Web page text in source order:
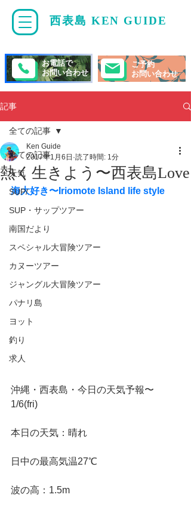
西表島 KEN GUIDE
ご予約
お問い合わせ
お電話で
お問い合わせ
記事
全ての記事
天気
SUP/
SUP・サップツアー
南国だより
スペシャル大冒険ツアー
カヌーツアー
ジャングル大冒険ツアー
パナリ島
ヨット
釣り
求人
全ての記事
熱く生きよう〜西表島Love
Ken Guide
2017年1月6日 読了時間: 1分
海大好き〜Iriomote Island life style
沖縄・西表島・今日の天気予報〜
1/6(fri)
本日の天気：晴れ
日中の最高気温27℃
波の高：1.5m